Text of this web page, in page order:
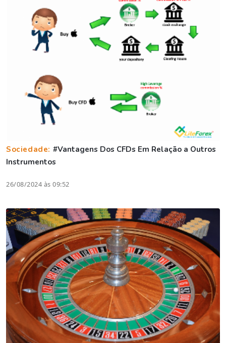
Sociedade: #Vantagens Dos CFDs Em Relação a Outros
Instrumentos
26/08/2024 às 09:52